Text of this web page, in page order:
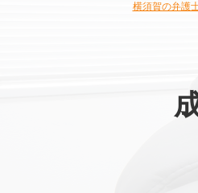
横須賀の弁護